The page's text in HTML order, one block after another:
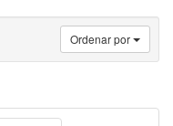
Ordenar por